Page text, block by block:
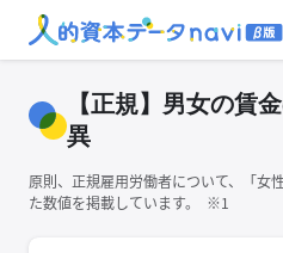
【正規】男女の賃
異
原則、正規雇用労働者について、「
た数値を掲載しています。 ※1